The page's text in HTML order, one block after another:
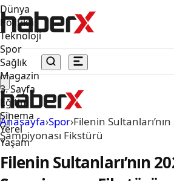
Dünya
Politika
Teknoloji
Spor
Sağlık
Magazin
3. Sayfa
Eğitim
Sinema
Yerel
Yaşam
Anasayfa›Spor›Filenin
Şampiyonası Fikstürü
Filenin Sultanları’nın